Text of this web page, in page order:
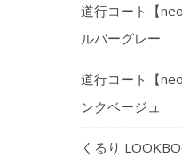
道行コート【
ルバーグレー
道行コート【
ンクベージュ
くるり